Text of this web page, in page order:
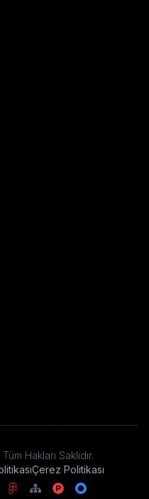
Tüm Hakları Saklıdır.
Çerez Politikası